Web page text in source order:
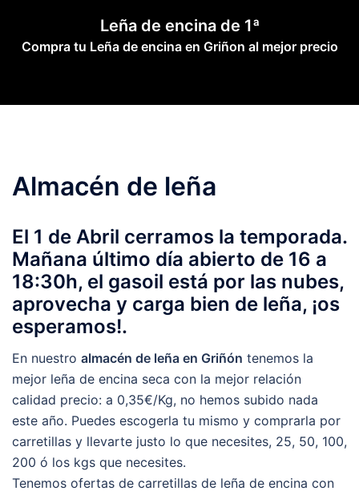
contenido
Leña de encina de 1ª
Compra tu Leña de encina en Griñon al mejor precio
Almacén de leña
El 1 de Abril cerramos la temporada.
Mañana último día abierto de 16 a
18:30h, el gasoil está por las nubes,
aprovecha y carga bien de leña, ¡os
esperamos!.
En nuestro almacén de leña en Griñón tenemos la
mejor leña de encina seca con la mejor relación
calidad precio: a 0,35€/Kg, no hemos subido nada
este año. Puedes escogerla tu mismo y comprarla por
carretillas y llevarte justo lo que necesites, 25, 50, 100,
200 ó los kgs que necesites.
Tenemos ofertas de carretillas de leña de encina con